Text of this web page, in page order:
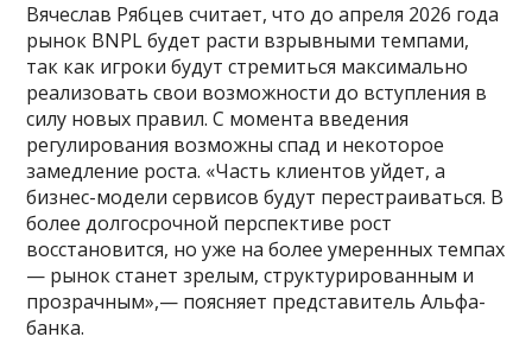
Вячеслав Рябцев считает, что до апреля 2026 года
рынок BNPL будет расти взрывными темпами,
так как игроки будут стремиться максимально
реализовать свои возможности до вступления в
силу новых правил. С момента введения
регулирования возможны спад и некоторое
замедление роста. «Часть клиентов уйдет, а
бизнес-модели сервисов будут перестраиваться. В
более долгосрочной перспективе рост
восстановится, но уже на более умеренных темпах
— рынок станет зрелым, структурированным и
прозрачным»,— поясняет представитель Альфа-
банка.